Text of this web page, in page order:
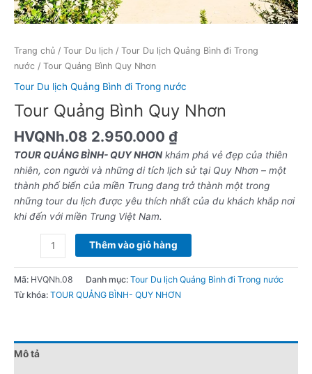
Trang chủ / Tour Du lịch / Tour Du lịch Quảng Bình đi Trong
nước / Tour Quảng Bình Quy Nhơn
Tour Du lịch Quảng Bình đi Trong nước
Tour Quảng Bình Quy Nhơn
HVQNh.08 2.950.000 ₫
TOUR QUẢNG BÌNH- QUY NHƠN khám phá vẻ đẹp của thiên
nhiên, con người và những di tích lịch sử tại Quy Nhơn – một
thành phố biển của miền Trung đang trở thành một trong
những tour du lịch được yêu thích nhất của du khách khắp nơi
khi đến với miền Trung Việt Nam.
Thêm vào giỏ hàng
Mã: HVQNh.08 Danh mục: Tour Du lịch Quảng Bình đi Trong nước
Từ khóa: TOUR QUẢNG BÌNH- QUY NHƠN
Mô tả